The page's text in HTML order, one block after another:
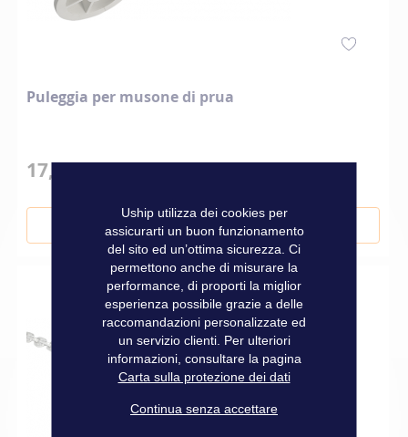
Puleggia per musone di prua
17,50 €
Aggiungi al Carrello
Uship utilizza dei cookies per
assicurarti un buon funzionamento
del sito ed un’ottima sicurezza. Ci
permettono anche di misurare la
performance, di proporti la miglior
esperienza possibile grazie a delle
raccomandazioni personalizzate ed
un servizio clienti. Per ulteriori
informazioni, consultare la pagina
Carta sulla protezione dei dati
Continua senza accettare